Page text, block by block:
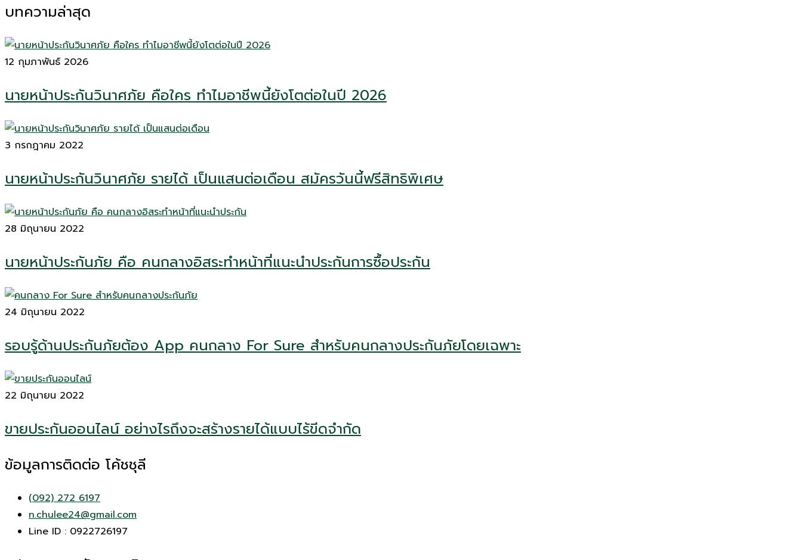
บทความล่าสุด
12 กุมภาพันธ์ 2026
นายหน้าประกันวินาศภัย คือใคร ทำไมอาชีพนี้ยังโตต่อในปี 2026
3 กรกฎาคม 2022
นายหน้าประกันวินาศภัย รายได้ เป็นแสนต่อเดือน สมัครวันนี้ฟรีสิทธิพิเศษ
28 มิถุนายน 2022
นายหน้าประกันภัย คือ คนกลางอิสระทำหน้าที่แนะนำประกันการซื้อประกัน
24 มิถุนายน 2022
รอบรู้ด้านประกันภัยต้อง App คนกลาง For Sure สำหรับคนกลางประกันภัยโดยเฉพาะ
22 มิถุนายน 2022
ขายประกันออนไลน์ อย่างไรถึงจะสร้างรายได้แบบไร้ขีดจำกัด
ข้อมูลการติดต่อ โค้ชชุลี
(092) 272 6197
n.chulee24@gmail.com
Line ID : 0922726197